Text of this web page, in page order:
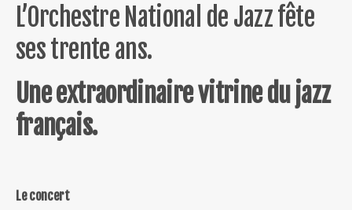
L’Orchestre National de Jazz fête
ses trente ans.
Une extraordinaire vitrine du jazz
français.
Le concert